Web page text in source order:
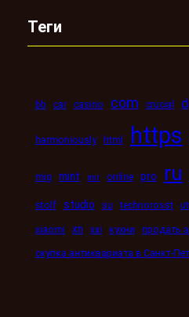
Теги
bb car casino com crucial d
harmoniously html https
mig mint mir online pro ru
stolf studio su technorosst
xiaomi xn xxi кухни
продать
скупка антиквариата в Санкт-